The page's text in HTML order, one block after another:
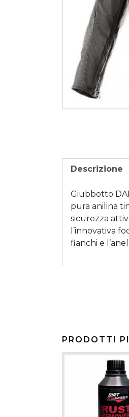
Descrizione
Giubbotto
pura anilina
sicurezza
l’innovativa
fianchi e
PRODOTTI